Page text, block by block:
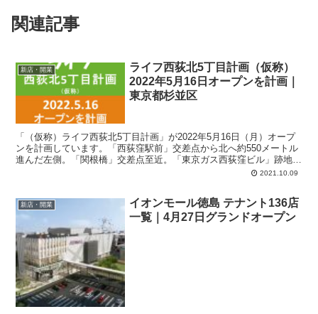
関連記事
新店・開業
ライフ西荻北5丁目計画（仮称）
2022年5月16日オープンを計画｜
東京都杉並区
「（仮称）ライフ西荻北5丁目計画」が2022年5月16日（月）オープ
ンを計画しています。「西荻窪駅前」交差点から北へ約550メートル
進んだ左側。「関根橋」交差点至近。「東京ガス西荻窪ビル」跡地。
計画では、店舗面積：2,940平方メートル、駐車場：70台、駐輪場：
2021.10.09
新店・開業
イオンモール徳島 テナント136店
一覧｜4月27日グランドオープン